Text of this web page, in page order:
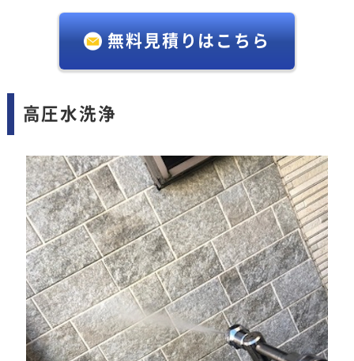
無料見積りはこちら
高圧水洗浄